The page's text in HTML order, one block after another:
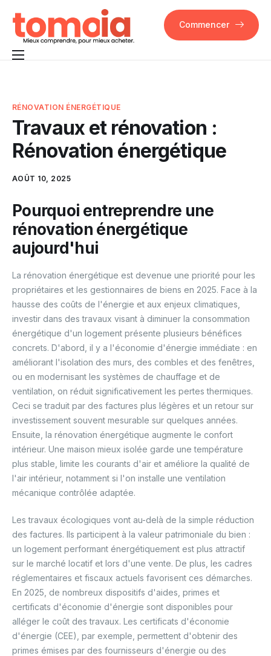
Fonctionnalités
FAQ
Contact
Commencer
RÉNOVATION ÉNERGÉTIQUE
Travaux et rénovation :
Rénovation énergétique
AOÛT 10, 2025
Pourquoi entreprendre une
rénovation énergétique
aujourd'hui
La rénovation énergétique est devenue une priorité pour les
propriétaires et les gestionnaires de biens en 2025. Face à la
hausse des coûts de l'énergie et aux enjeux climatiques,
investir dans des travaux visant à diminuer la consommation
énergétique d'un logement présente plusieurs bénéfices
concrets. D'abord, il y a l'économie d'énergie immédiate : en
améliorant l'isolation des murs, des combles et des fenêtres,
ou en modernisant les systèmes de chauffage et de
ventilation, on réduit significativement les pertes thermiques.
Ceci se traduit par des factures plus légères et un retour sur
investissement souvent mesurable sur quelques années.
Ensuite, la rénovation énergétique augmente le confort
intérieur. Une maison mieux isolée garde une température
plus stable, limite les courants d'air et améliore la qualité de
l'air intérieur, notamment si l'on installe une ventilation
mécanique contrôlée adaptée.
Les travaux écologiques vont au-delà de la simple réduction
des factures. Ils participent à la valeur patrimoniale du bien :
un logement performant énergétiquement est plus attractif
sur le marché locatif et lors d'une vente. De plus, les cadres
réglementaires et fiscaux actuels favorisent ces démarches.
En 2025, de nombreux dispositifs d'aides, primes et
certificats d'économie d'énergie sont disponibles pour
alléger le coût des travaux. Les certificats d'économie
d'énergie (CEE), par exemple, permettent d'obtenir des
primes émises par des fournisseurs d'énergie ou des